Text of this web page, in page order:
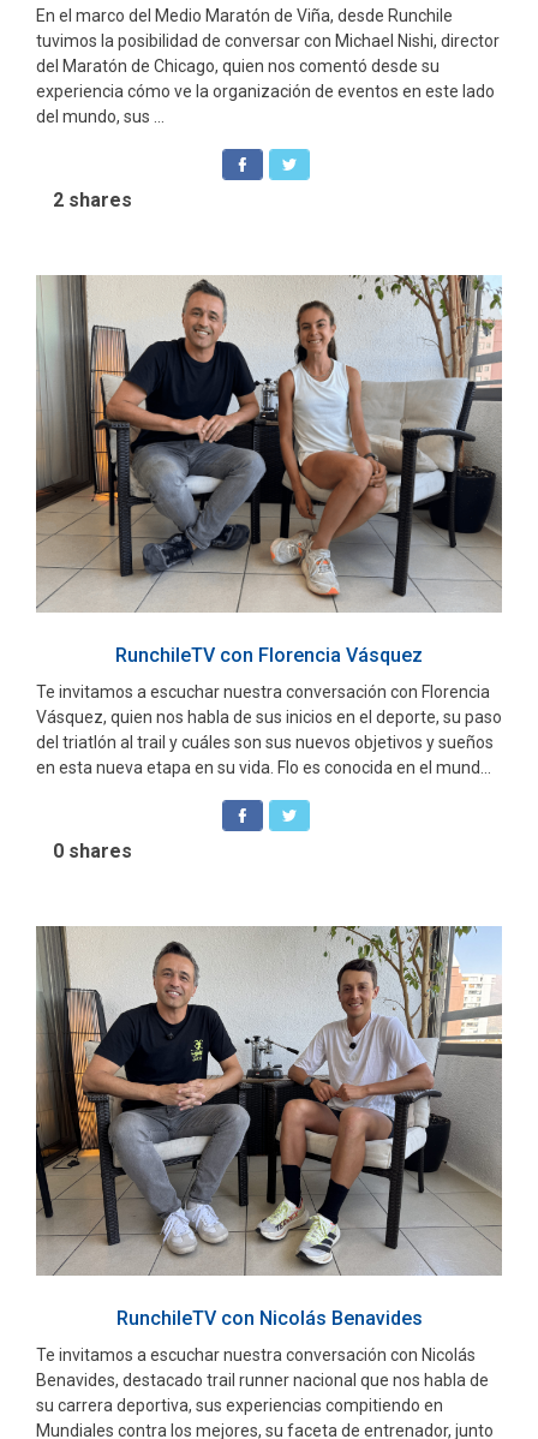
En el marco del Medio Maratón de Viña, desde Runchile
tuvimos la posibilidad de conversar con Michael Nishi, director
del Maratón de Chicago, quien nos comentó desde su
experiencia cómo ve la organización de eventos en este lado
del mundo, sus ...
2 shares
RunchileTV con Florencia Vásquez
Te invitamos a escuchar nuestra conversación con Florencia
Vásquez, quien nos habla de sus inicios en el deporte, su paso
del triatlón al trail y cuáles son sus nuevos objetivos y sueños
en esta nueva etapa en su vida. Flo es conocida en el mund...
0 shares
RunchileTV con Nicolás Benavides
Te invitamos a escuchar nuestra conversación con Nicolás
Benavides, destacado trail runner nacional que nos habla de
su carrera deportiva, sus experiencias compitiendo en
Mundiales contra los mejores, su faceta de entrenador, junto